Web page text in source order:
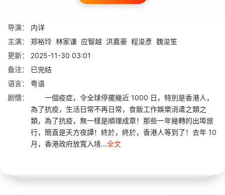
导演：
内详
主演：
郑裕玲 林家谦 应智越 洪嘉豪 程浚彥 魏浚笙
更新：
2025-11-30 03:01
备注：
已完结
语言：
粤语
剧情：
一個疫症，令全球停擺幾近 1000 日，特別是香港人，
為了抗疫，生活日常不再日常，食飯工作娛樂消遣之類之
類，為了抗疫，無一樣是順理成章！那些一年幾轉的出埠旅
行，簡直是天方夜譚！終於，終於，香港人等到了！去年 10
月，香港政府放寬入境...全文